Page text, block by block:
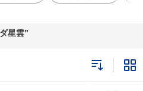
星雲